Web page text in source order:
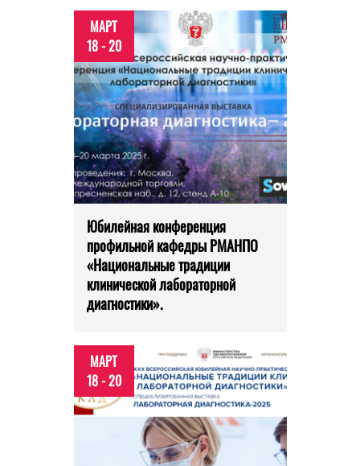
МАРТ
18 - 20
Юбилейная конференция
профильной кафедры РМАНПО
«Национальные традиции
клинической лабораторной
диагностики».
МАРТ
18 - 20